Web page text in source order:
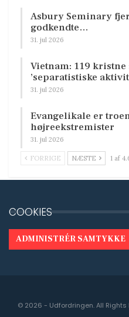
Asbury Seminary
godkendte…
31. jul 2026
Vietnam: 119
’separatistiske
31. jul 2026
Evangelikale er
højreekstremister
31. jul 2026
FORRIGE NÆSTE 1 af
COOKIES
ADMINISTRÉR SAMTYKKE
© 2026 - Udfordringen. All Rights